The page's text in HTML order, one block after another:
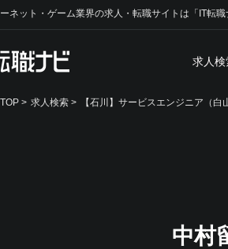
ネット・ゲーム業界の求人・転職サイトは「IT転職
求人検
> 求人検索 > 【石川】サービスエンジニア（白
中村